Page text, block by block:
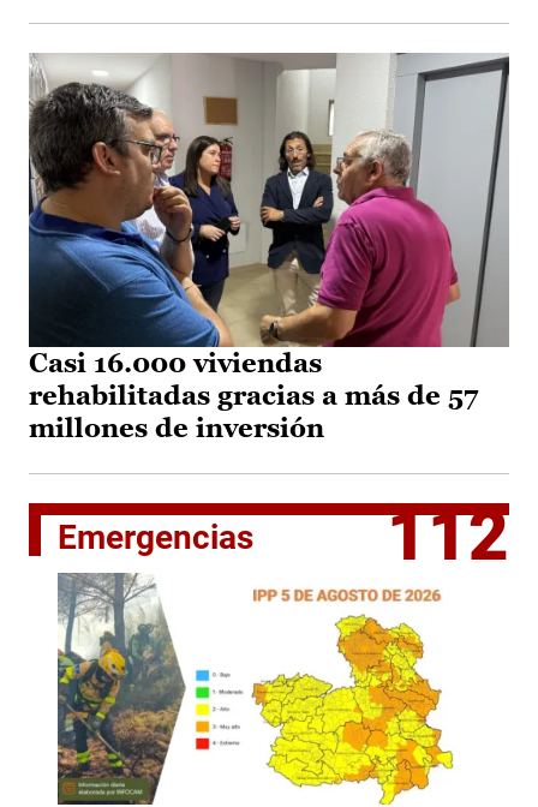
Casi 16.000 viviendas
rehabilitadas gracias a más de 57
millones de inversión
Emergencias 112